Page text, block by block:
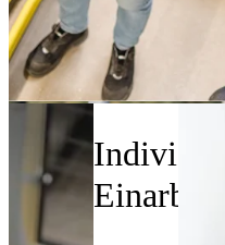
Dieses Video wird nicht
Dein